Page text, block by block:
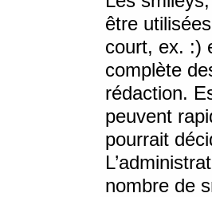
être
court, ex. :)
complète
rédaction.
peuvent
pourrait
nombre de